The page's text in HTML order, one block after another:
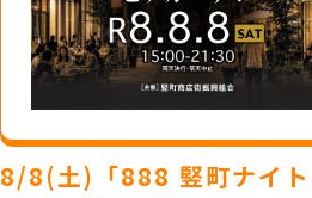
8/8(土)「888 竪町ナイ